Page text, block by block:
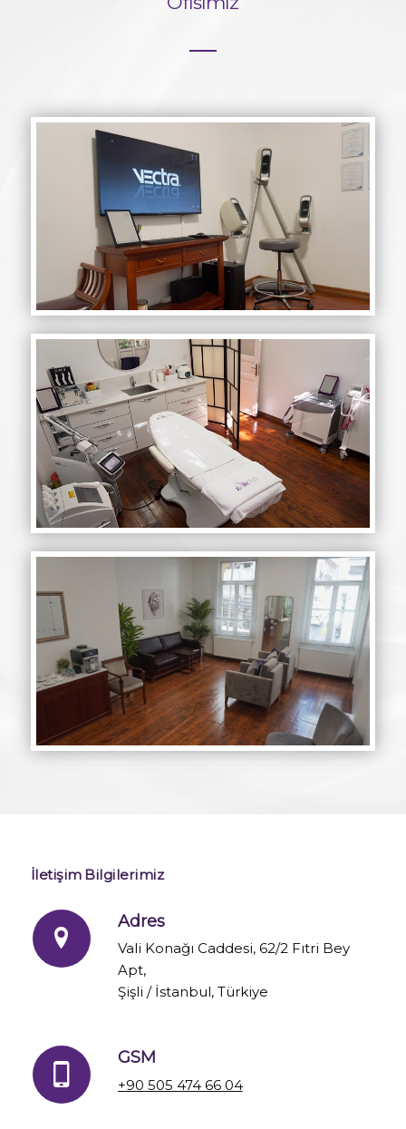
İletişim Bilgilerimiz
Adres
Vali Konağı Caddesi, 62/2 Fıtri Bey
Apt,
Şişli / İstanbul, Türkiye
GSM
+90 505 474 66 04